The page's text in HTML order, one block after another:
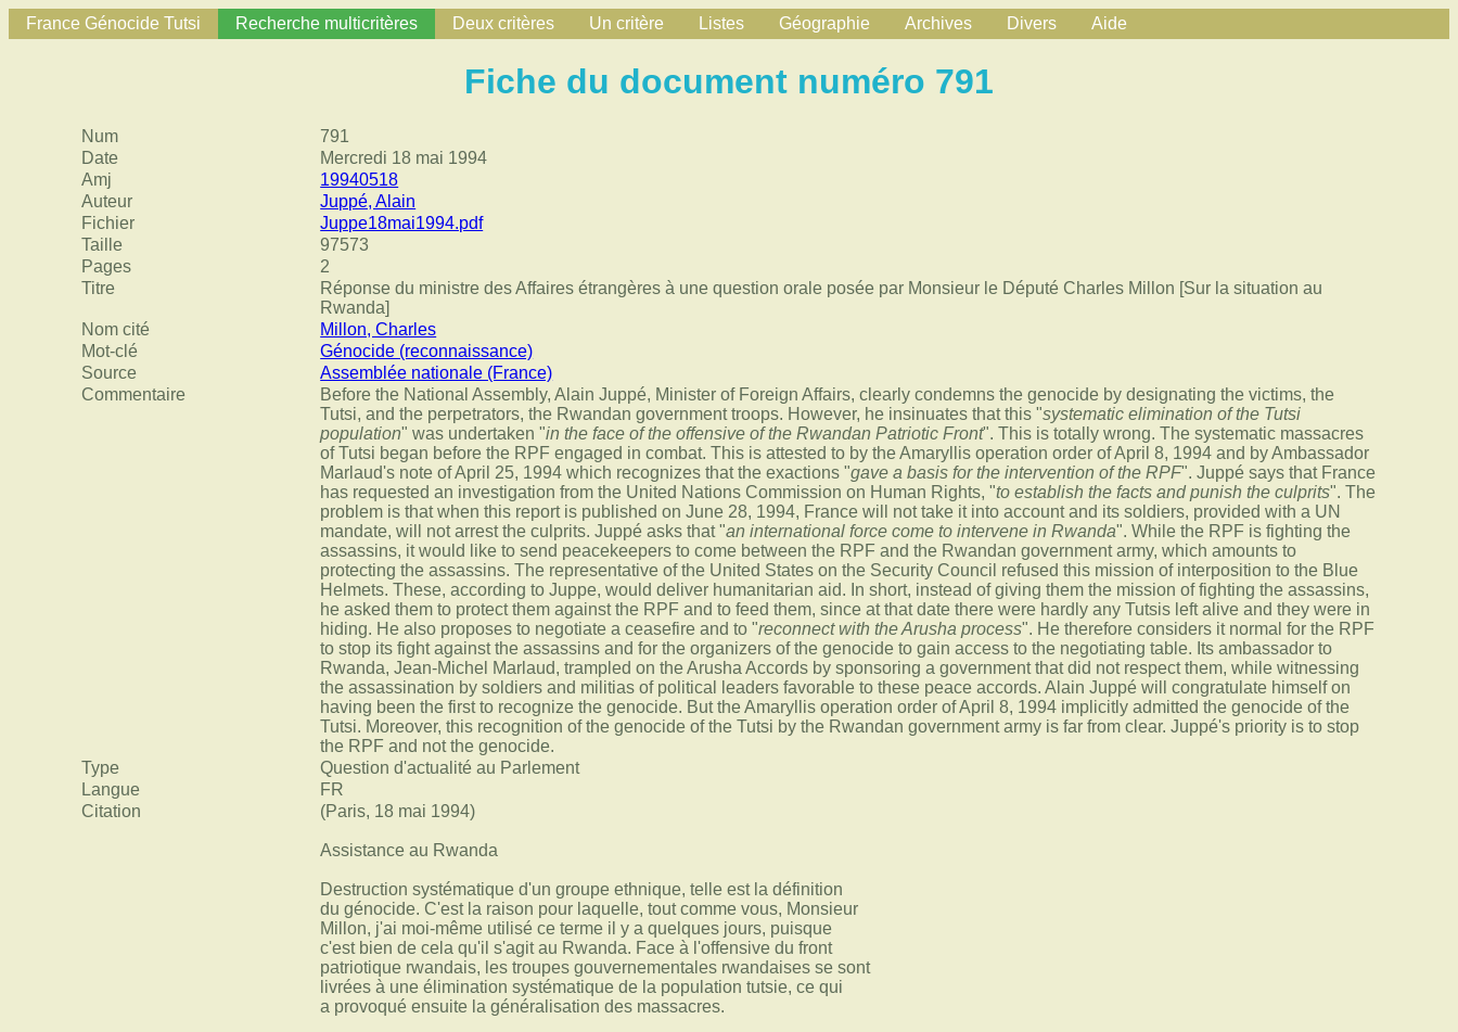
France Génocide Tutsi Recherche multicritères Deux critères Un critère Listes Géographie Archives Divers Aide
Fiche du document numéro 791
Num
791
Date
Mercredi 18 mai 1994
Amj
19940518
Auteur
Juppé, Alain
Fichier
Juppe18mai1994.pdf
Taille
97573
Pages
2
Titre
Réponse du ministre des Affaires étrangères à une question orale posée par Monsieur le Député Charles Millon [Sur la situation au
Rwanda]
Nom cité
Millon, Charles
Mot-clé
Génocide (reconnaissance)
Source
Assemblée nationale (France)
Commentaire
Before the National Assembly, Alain Juppé, Minister of Foreign Affairs, clearly condemns the genocide by designating the victims, the
Tutsi, and the perpetrators, the Rwandan government troops. However, he insinuates that this "systematic elimination of the Tutsi
population" was undertaken "in the face of the offensive of the Rwandan Patriotic Front". This is totally wrong. The systematic massacres
of Tutsi began before the RPF engaged in combat. This is attested to by the Amaryllis operation order of April 8, 1994 and by Ambassador
Marlaud's note of April 25, 1994 which recognizes that the exactions "gave a basis for the intervention of the RPF". Juppé says that France
has requested an investigation from the United Nations Commission on Human Rights, "to establish the facts and punish the culprits". The
problem is that when this report is published on June 28, 1994, France will not take it into account and its soldiers, provided with a UN
mandate, will not arrest the culprits. Juppé asks that "an international force come to intervene in Rwanda". While the RPF is fighting the
assassins, it would like to send peacekeepers to come between the RPF and the Rwandan government army, which amounts to
protecting the assassins. The representative of the United States on the Security Council refused this mission of interposition to the Blue
Helmets. These, according to Juppe, would deliver humanitarian aid. In short, instead of giving them the mission of fighting the assassins,
he asked them to protect them against the RPF and to feed them, since at that date there were hardly any Tutsis left alive and they were in
hiding. He also proposes to negotiate a ceasefire and to "reconnect with the Arusha process". He therefore considers it normal for the RPF
to stop its fight against the assassins and for the organizers of the genocide to gain access to the negotiating table. Its ambassador to
Rwanda, Jean-Michel Marlaud, trampled on the Arusha Accords by sponsoring a government that did not respect them, while witnessing
the assassination by soldiers and militias of political leaders favorable to these peace accords. Alain Juppé will congratulate himself on
having been the first to recognize the genocide. But the Amaryllis operation order of April 8, 1994 implicitly admitted the genocide of the
Tutsi. Moreover, this recognition of the genocide of the Tutsi by the Rwandan government army is far from clear. Juppé's priority is to stop
the RPF and not the genocide.
Type
Question d'actualité au Parlement
Langue
FR
Citation
(Paris, 18 mai 1994)
Assistance au Rwanda
Destruction systématique d'un groupe ethnique, telle est la définition
du génocide. C'est la raison pour laquelle, tout comme vous, Monsieur
Millon, j'ai moi-même utilisé ce terme il y a quelques jours, puisque
c'est bien de cela qu'il s'agit au Rwanda. Face à l'offensive du front
patriotique rwandais, les troupes gouvernementales rwandaises se sont
livrées à une élimination systématique de la population tutsie, ce qui
a provoqué ensuite la généralisation des massacres.